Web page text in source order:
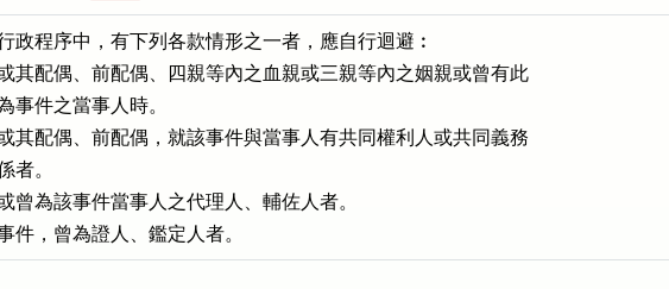
政程序中，有下列各款情形之一者，應自行迴避︰
其配偶、前配偶、四親等內之血親或三親等內之姻親或曾有此
為事件之當事人時。
其配偶、前配偶，就該事件與當事人有共同權利人或共同義務
者。
曾為該事件當事人之代理人、輔佐人者。
件，曾為證人、鑑定人者。